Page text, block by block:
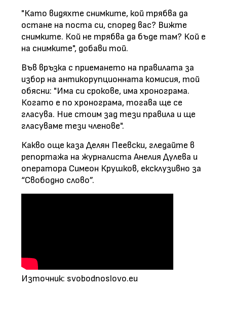
"Като видяхте снимките, кой трябва да
остане на поста си, според вас? Вижте
снимките. Кой не трябва да бъде там? Кой е
на снимките", добави той.
Във връзка с приемането на правилата за
избор на антикорупционната комисия, той
обясни: "Има си срокове, има хронограма.
Когато е по хронограма, тогава ще се
гласува. Ние стоим зад тези правила и ще
гласуваме тези членове".
Какво още каза Делян Пеевски, гледайте в
репортажа на журналиста Анелия Дулева и
оператора Симеон Крушков, ексклузивно за
“Свободно слово”.
Източник: svobodnoslovo.eu